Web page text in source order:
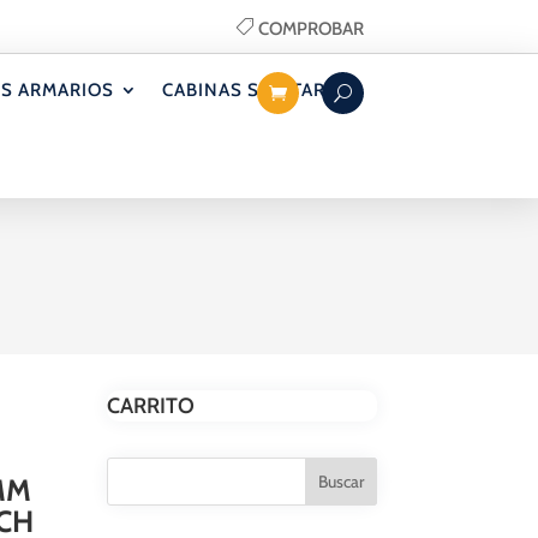
COMPROBAR
ARMARIOS CABINAS SANITARIAS
CARRITO